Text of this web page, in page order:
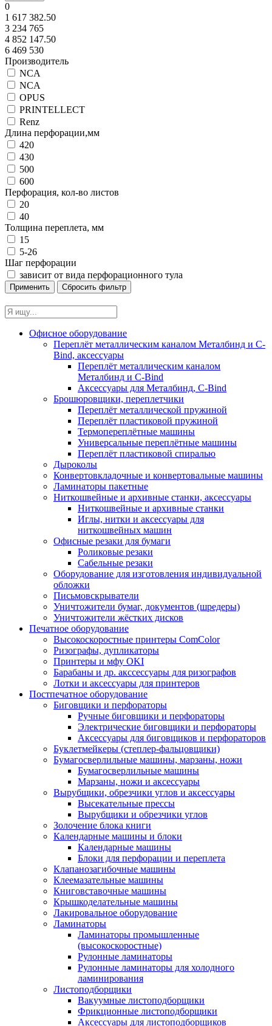
0
1 617 382.50
3 234 765
4 852 147.50
6 469 530
Производитель
NCA
NCA
OPUS
PRINTELLECT
Renz
Длина перфорации,мм
420
430
500
600
Перфорация, кол-во листов
20
40
Толщина переплета, мм
15
5-26
Шаг перфорации
зависит от вида перфорационного тула
Офисное оборудование
Переплёт металлическим каналом Металбинд и C-
Bind, аксессуары
Переплёт металлическим каналом
Металбинд и C-Bind
Аксессуары для Металбинд, C-Bind
Брошюровщики, переплетчики
Переплёт металлической пружиной
Переплёт пластиковой пружиной
Термопереплётные машины
Универсальные переплётные машины
Переплёт пластиковой спиралью
Дыроколы
Конвертовкладочные и конвертовальные машины
Ламинаторы пакетные
Ниткошвейные и архивные станки, аксессуары
Ниткошвейные и архивные станки
Иглы, нитки и аксессуары для
ниткошвейных машин
Офисные резаки для бумаги
Роликовые резаки
Сабельные резаки
Оборудование для изготовления индивидуальной
обложки
Письмовскрыватели
Уничтожители бумаг, документов (шредеры)
Уничтожители жёстких дисков
Печатное оборудование
Высокоскоростные принтеры ComColor
Ризографы, дупликаторы
Принтеры и мфу OKI
Барабаны и др. акссессуары для ризографов
Лотки и аксессуары для принтеров
Постпечатное оборудование
Биговщики и перфораторы
Ручные биговщики и перфораторы
Электрические биговщики и перфораторы
Аксессуары для биговщиков и перфораторов
Буклетмейкеры (степлер-фальцовщики)
Бумагосверлильные машины, марзаны, ножи
Бумагосверлильные машины
Марзаны, ножи и аксессуары
Вырубщики, обрезчики углов и аксессуары
Высекательные прессы
Вырубщики и обрезчики углов
Золочение блока книги
Календарные машины и блоки
Календарные машины
Блоки для перфорации и переплета
Клапанозагибочные машины
Клеемазательные машины
Книговставочные машины
Крышкоделательные машины
Лакировальное оборудование
Ламинаторы
Ламинаторы промышленные
(высокоскоростные)
Рулонные ламинаторы
Рулонные ламинаторы для холодного
ламинирования
Листоподборщики
Вакуумные листоподборщики
Фрикционные листоподборщики
Аксессуары для листоподборщиков